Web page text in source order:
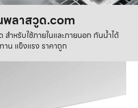
พลาสวูด.com
ำหรับใช้ภายในและภายนอก กันน้ำได้
าน แข็งแรง ราคาถูก